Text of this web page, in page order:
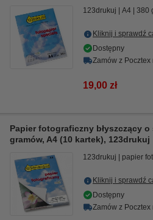
123drukuj A4 380
Kliknij i sprawdź
Dostępny
Zamów z Pocztex
19,00 zł
Papier fotograficzny błyszczący
gramów, A4 (10 kartek), 123drukuj
123drukuj papier
Kliknij i sprawdź
Dostępny
Zamów z Pocztex